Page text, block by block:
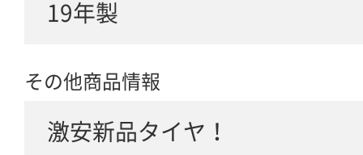
19年製
その他商品情報
激安新品タイヤ！